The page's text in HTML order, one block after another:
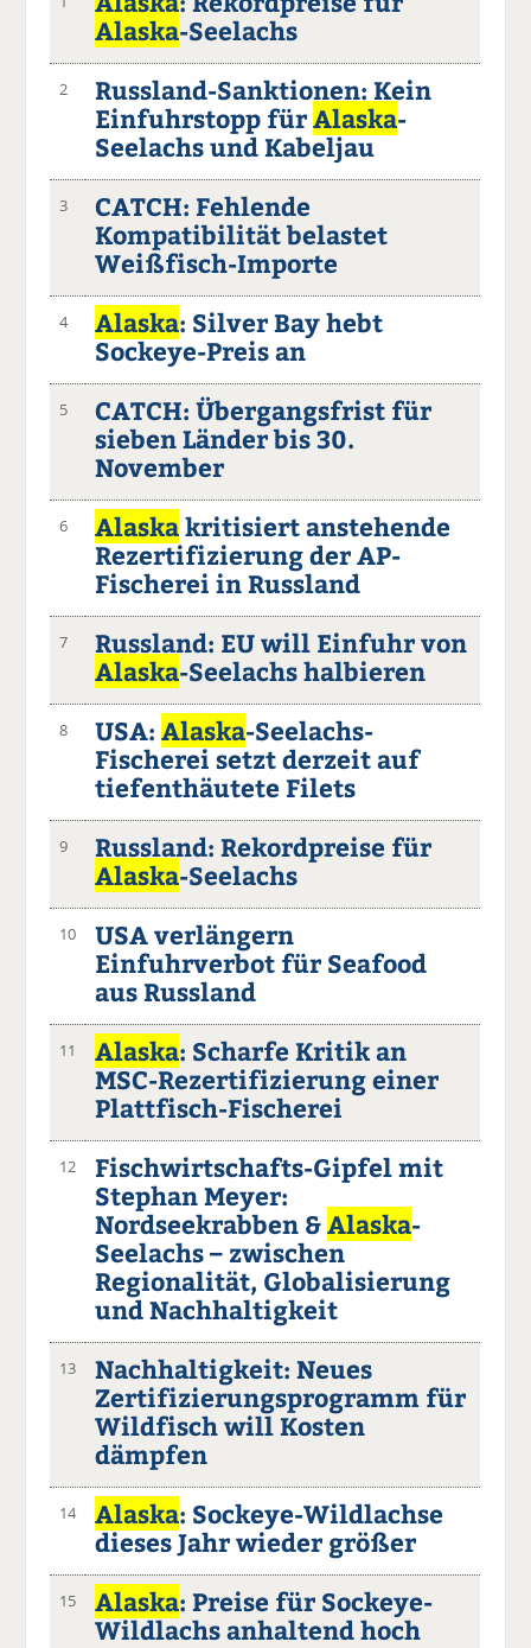
Alaska-Seelachs
2
Russland-Sanktionen: Kein
Einfuhrstopp fürAlaska-
Seelachs und Kabeljau
3
CATCH: Fehlende
Kompatibilität belastet
Weißfisch-Importe
4 Alaska: Silver Bay hebt
Sockeye-Preis an
5
CATCH: Übergangsfrist für
sieben Länder bis 30.
November
6 Alaskakritisiert anstehende
Rezertifizierung der AP-
Fischerei in Russland
7
Russland: EU will Einfuhr von
Alaska-Seelachs halbieren
8 USA:Alaska-Seelachs-
Fischerei setzt derzeit auf
tiefenthäutete Filets
9
Russland: Rekordpreise für
Alaska-Seelachs
10
USA verlängern
Einfuhrverbot für Seafood
aus Russland
11 Alaska: Scharfe Kritik an
MSC-Rezertifizierung einer
Plattfisch-Fischerei
12
Fischwirtschafts-Gipfel mit
Stephan Meyer:
Nordseekrabben &Alaska-
Seelachs – zwischen
Regionalität, Globalisierung
und Nachhaltigkeit
13
Nachhaltigkeit: Neues
Zertifizierungsprogramm für
Wildfisch will Kosten
dämpfen
14 Alaska: Sockeye-Wildlachse
dieses Jahr wieder größer
15 Alaska: Preise für Sockeye-
Wildlachs anhaltend hoch